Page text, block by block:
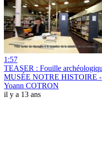
1:57
TEASER : Fouille
MUSÉE NOTRE HISTOIRE
Yoann COTRON
il y a 13 ans